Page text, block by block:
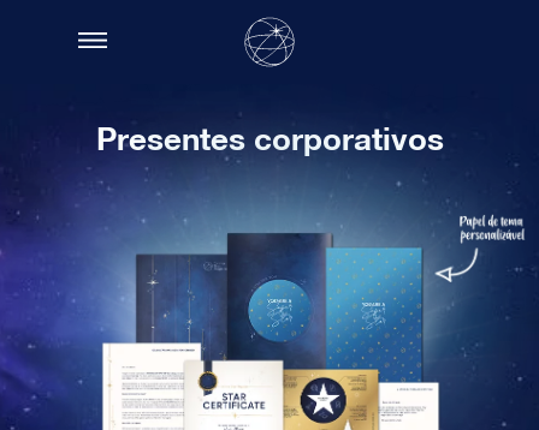
Presentes corporativos